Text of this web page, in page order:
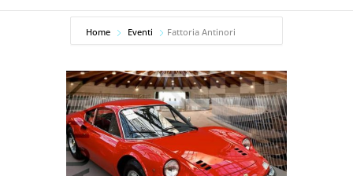
Home Eventi Fattoria Antinori